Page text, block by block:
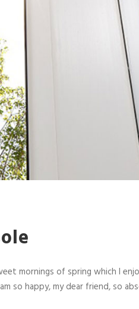
mornings of spring which I
so happy, my dear friend, so